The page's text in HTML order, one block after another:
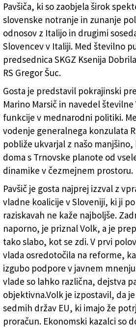
Pavšiča, ki so zaobjela širok
slovenske notranje in zunanje
odnosov z Italijo in drugimi
Slovencev v Italiji. Med številno
predsednica SKGZ Ksenija
RS Gregor Šuc.
Gosta je predstavil pokrajinski
Marino Marsič in navedel
funkcije v mednarodni politiki.
vodenje generalnega konzulata
pobliže ukvarjal z našo manjšino,
doma s Trnovske planote od
dinamike v čezmejnem prostoru.
Pavšič je gosta najprej izzval z
vladne koalicije v Sloveniji, ki ji
raziskavah ne kaže najboljše.
naporno, je priznal Volk, a je
tako slabo, kot se zdi. V prvi
vlada osredotočila na reforme,
izgubo podpore v javnem
vlade so lahko različna, dejstva
objektivna.Volk je izpostavil, da
sedmih držav EU, ki imajo že
proračun. Ekonomski kazalci so